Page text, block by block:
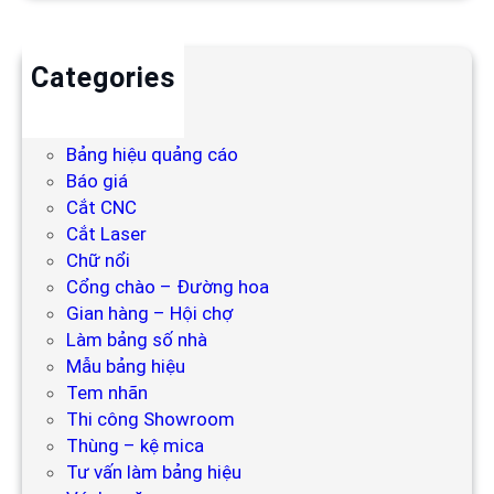
Categories
Bảng hiệu quảng cáo
Báo giá
Cắt CNC
Cắt Laser
Chữ nổi
Cổng chào – Đường hoa
Gian hàng – Hội chợ
Làm bảng số nhà
Mẫu bảng hiệu
Tem nhãn
Thi công Showroom
Thùng – kệ mica
Tư vấn làm bảng hiệu